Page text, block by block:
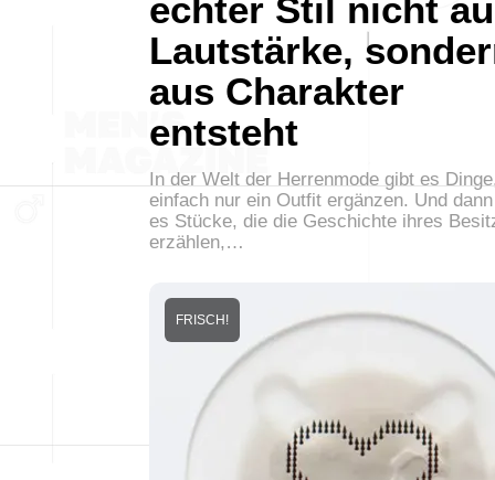
echter Stil nicht
Lautstärke,
aus Charakter
entsteht
In der Welt der Herrenmode gibt es
einfach nur ein Outfit ergänzen. Und
es Stücke, die die Geschichte ihres
erzählen,…
FRISCH!